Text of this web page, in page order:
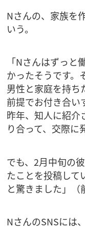
Nさんの、家族を
いう。
「Nさんはずっ
かったそうです。
男性と家庭を持ち
前提でお付き合い
昨年、知人に紹介
り合って、交際に
でも、2月中旬の
たことを投稿して
と驚きました」（
NさんのSNSには